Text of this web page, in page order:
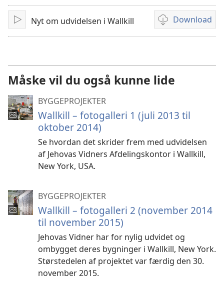
AfspilNyt om udvidelsen i Wallkill Download
Indstillinger
for
videoer
Måske vil du også kunne lide
BYGGEPROJEKTER
Wallkill – fotogalleri 1 (juli 2013 til
oktober 2014)
Se hvordan det skrider frem med udvidelsen
af Jehovas Vidners Afdelingskontor i Wallkill,
New York, USA.
BYGGEPROJEKTER
Wallkill – fotogalleri 2 (november 2014
til november 2015)
Jehovas Vidner har for nylig udvidet og
ombygget deres bygninger i Wallkill, New York.
Størstedelen af projektet var færdig den 30.
november 2015.